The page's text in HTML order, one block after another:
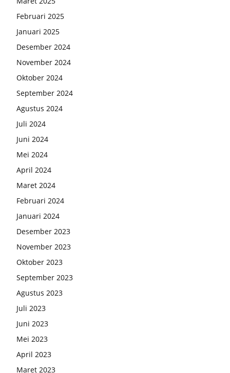
Februari 2025
Januari 2025
Desember 2024
November 2024
Oktober 2024
September 2024
Agustus 2024
Juli 2024
Juni 2024
Mei 2024
April 2024
Maret 2024
Februari 2024
Januari 2024
Desember 2023
November 2023
Oktober 2023
September 2023
Agustus 2023
Juli 2023
Juni 2023
Mei 2023
April 2023
Maret 2023